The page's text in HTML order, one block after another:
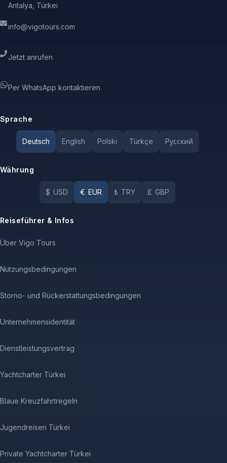
Antalya, Türkei
info@vigotours.com
Jetzt anrufen
Per WhatsApp kontaktieren
Sprache
Deutsch English Polski Türkçe Pусский
Währung
$ USD € EUR ₺ TRY £ GBP
Reiseführer & Infos
Über Vigo Tours
Nutzungsbedingungen
Storno- und Rückerstattungsbedingungen
Unternehmensidentität
Dienstleistungsvertrag
Yachtcharter Türkei
Blaue Kreuzfahrtregeln
Jugendreisen Türkei
Private Yachtcharter Türkei